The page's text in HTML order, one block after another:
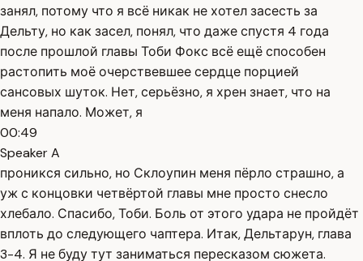
занял, потому что я всё никак не хотел засесть за
Дельту, но как засел, понял, что даже спустя 4 года
после прошлой главы Тоби Фокс всё ещё способен
растопить моё очерствевшее сердце порцией
сансовых шуток. Нет, серьёзно, я хрен знает, что на
меня напало. Может, я
00:49
Speaker A
проникся сильно, но Склоупин меня пёрло страшно, а
уж с концовки четвёртой главы мне просто снесло
хлебало. Спасибо, Тоби. Боль от этого удара не пройдёт
вплоть до следующего чаптера. Итак, Дельтарун, глава
3-4. Я не буду тут заниматься пересказом сюжета.